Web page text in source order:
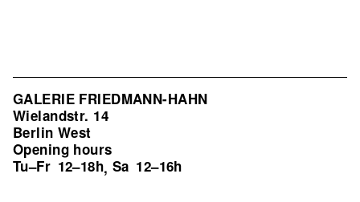
GALERIE FRIEDMANN-HAHN
Wielandstr. 14
Berlin West
Opening hours
Tu–Fr 12–18h, Sa 12–16h